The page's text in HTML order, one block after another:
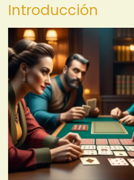
Introducción